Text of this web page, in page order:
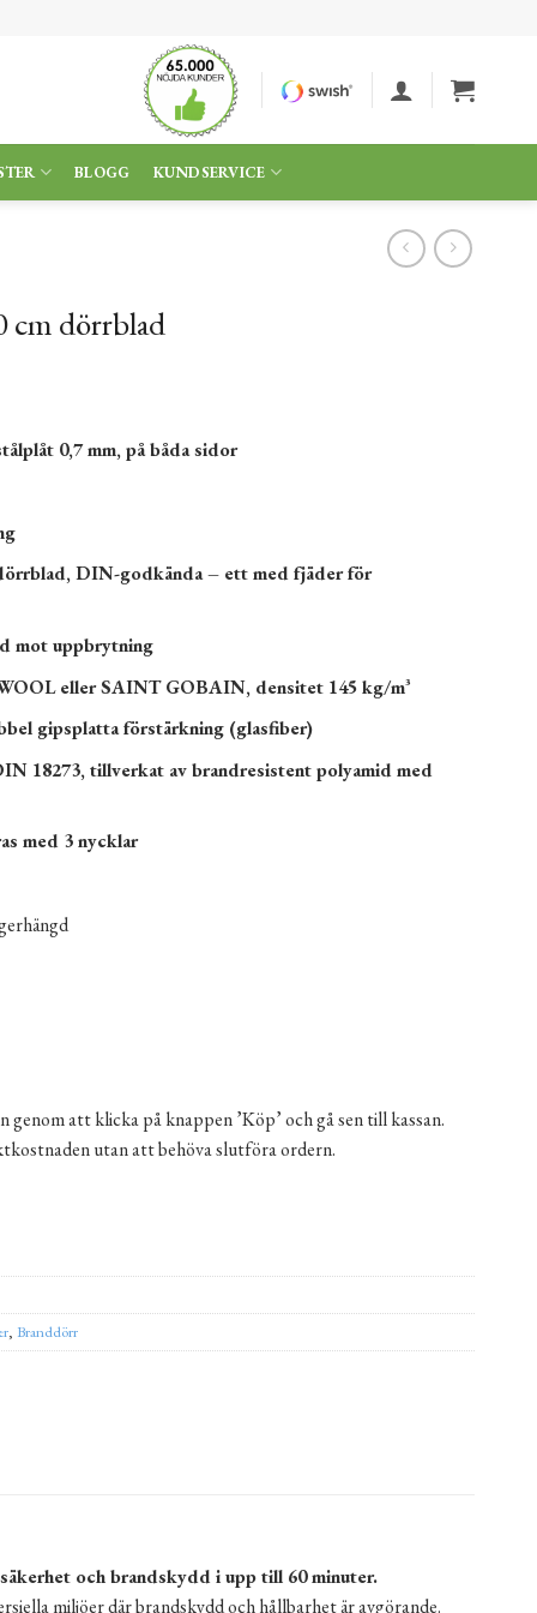
BLOGG KUNDSERVICE
cm dörrblad
0,7 mm, på båda sidor
DIN-godkända – ett med fjäder för
mot uppbrytning
eller SAINT GOBAIN, densitet 145 kg/m³
gipsplatta förstärkning (glasfiber)
18273, tillverkat av brandresistent polyamid med
med 3 nycklar
att klicka på knappen ’Köp’ och gå sen till kassan.
utan att behöva slutföra ordern.
, Branddörr
och brandskydd i upp till 60 minuter.
miljöer där brandskydd och hållbarhet är avgörande.